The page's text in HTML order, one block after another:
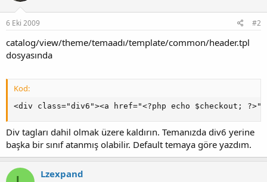
6 Eki 2009 #2
catalog/view/theme/temaadı/template/common/header.tpl
dosyasında
Kod:
<div class="div6"><a href="<?php echo $checkout;
Div tagları dahil olmak üzere kaldırın. Temanızda div6 yerine
başka bir sınıf atanmış olabilir. Default temaya göre yazdım.
Lzexpand